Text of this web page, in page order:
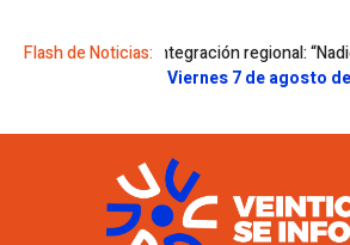
Flash de Noticias:
la integración regional: “Nadie se salva
Viernes 7 de agosto